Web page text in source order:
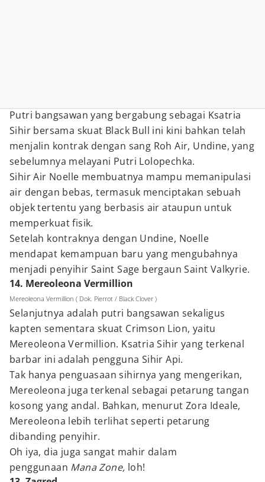
Putri bangsawan yang bergabung sebagai Ksatria
Sihir bersama skuat Black Bull ini kini bahkan telah
menjalin kontrak dengan sang Roh Air, Undine, yang
sebelumnya melayani Putri Lolopechka.
Sihir Air Noelle membuatnya mampu memanipulasi
air dengan bebas, termasuk menciptakan sebuah
objek tertentu yang berbasis air ataupun untuk
memperkuat fisik.
Setelah kontraknya dengan Undine, Noelle
mendapat kemampuan baru yang mengubahnya
menjadi penyihir Saint Sage bergaun Saint Valkyrie.
14. Mereoleona Vermillion
Mereoleona Vermillion ( Dok. Pierrot / Black Clover )
Selanjutnya adalah putri bangsawan sekaligus
kapten sementara skuat Crimson Lion, yaitu
Mereoleona Vermillion. Ksatria Sihir yang terkenal
barbar ini adalah pengguna Sihir Api.
Tak hanya penguasaan sihirnya yang mengerikan,
Mereoleona juga terkenal sebagai petarung tangan
kosong yang andal. Bahkan, menurut Zora Ideale,
Mereoleona lebih terlihat seperti petarung
dibanding penyihir.
Oh iya, dia juga sangat mahir dalam
penggunaan Mana Zone, loh!